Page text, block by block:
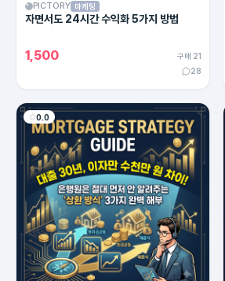
PICTORY 마케팅
자면서도 24시간 수익화 5가지 방법
1,500
구매 21
28
0.0